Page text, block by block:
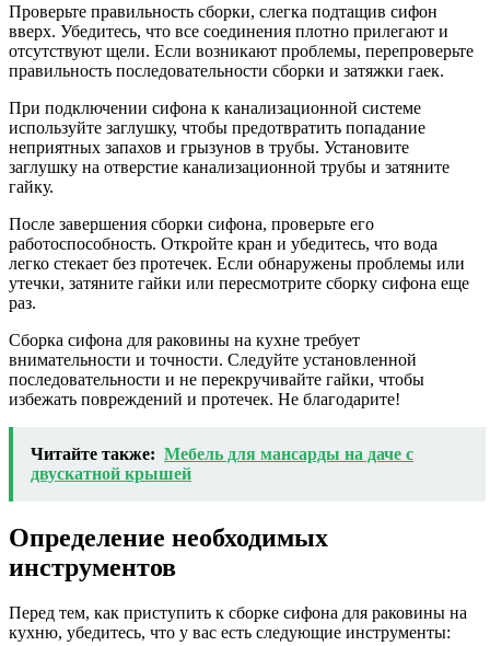
Проверьте правильность сборки, слегка подтащив сифон
вверх. Убедитесь, что все соединения плотно прилегают и
отсутствуют щели. Если возникают проблемы, перепроверьте
правильность последовательности сборки и затяжки гаек.
При подключении сифона к канализационной системе
используйте заглушку, чтобы предотвратить попадание
неприятных запахов и грызунов в трубы. Установите
заглушку на отверстие канализационной трубы и затяните
гайку.
После завершения сборки сифона, проверьте его
работоспособность. Откройте кран и убедитесь, что вода
легко стекает без протечек. Если обнаружены проблемы или
утечки, затяните гайки или пересмотрите сборку сифона еще
раз.
Сборка сифона для раковины на кухне требует
внимательности и точности. Следуйте установленной
последовательности и не перекручивайте гайки, чтобы
избежать повреждений и протечек. Не благодарите!
Читайте также: Мебель для мансарды на даче с
двускатной крышей
Определение необходимых
инструментов
Перед тем, как приступить к сборке сифона для раковины на
кухню, убедитесь, что у вас есть следующие инструменты: